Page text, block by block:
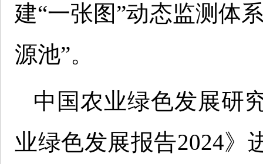
建“一张图”动态监测体
源池”。
中国农业绿色发展研
业绿色发展报告2024》